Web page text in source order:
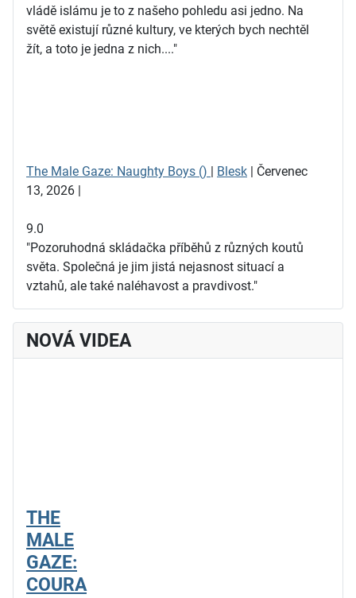
vládě islámu je to z našeho pohledu asi jedno. Na
světě existují různé kultury, ve kterých bych nechtěl
žít, a toto je jedna z nich...."
The Male Gaze: Naughty Boys () | Blesk | Červenec
13, 2026 |
9.0
"Pozoruhodná skládačka příběhů z různých koutů
světa. Společná je jim jistá nejasnost situací a
vztahů, ale také naléhavost a pravdivost."
NOVÁ VIDEA
THE
MALE
GAZE:
COURA